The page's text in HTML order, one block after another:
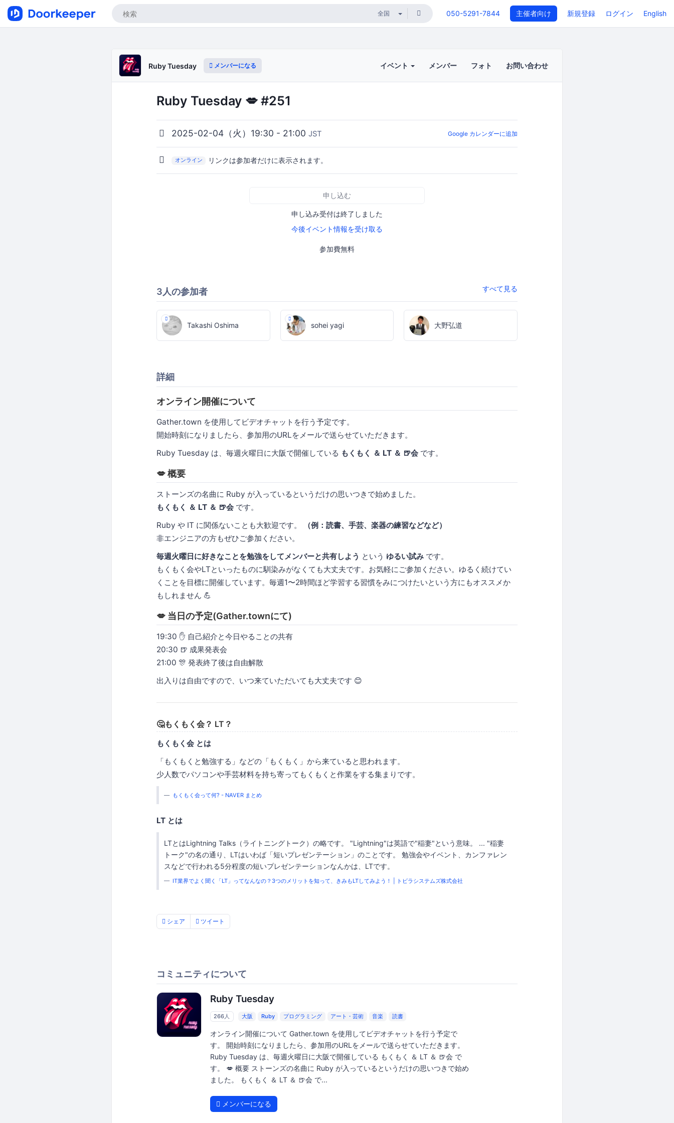
050-5291-7844 主催者向け 新規登録 ログイン English
Ruby Tuesday メンバーになる イベント メンバー フォト お問い合わせ
Ruby Tuesday 💋 #251
2025-02-04（火）19:30 - 21:00 JST Google カレンダーに追加
オンライン リンクは参加者だけに表示されます。
申し込む
申し込み受付は終了しました
今後イベント情報を受け取る
参加費無料
3人の参加者 すべて見る
Takashi Oshima sohei yagi 大野弘道
詳細
オンライン開催について
Gather.town を使用してビデオチャットを行う予定です。
開始時刻になりましたら、参加用のURLをメールで送らせていただきます。
Ruby Tuesday は、毎週火曜日に大阪で開催している もくもく ＆ LT ＆ 🍺会 です。
💋 概要
ストーンズの名曲に Ruby が入っているというだけの思いつきで始めました。
もくもく ＆ LT ＆ 🍺会 です。
Ruby や IT に関係ないことも大歓迎です。
（例：読書、手芸、楽器の練習などなど）
非エンジニアの方もぜひご参加ください。
毎週火曜日に好きなことを勉強をしてメンバーと共有しよう という ゆるい試み です。
もくもく会やLTといったものに馴染みがなくても大丈夫です。お気軽にご参加ください。ゆるく続けてい
くことを目標に開催しています。毎週1〜2時間ほど学習する習慣をみにつけたいという方にもオススメか
もしれません 💪
💋 当日の予定(Gather.townにて)
19:30 ✋ 自己紹介と今日やることの共有
20:30 🍺 成果発表会
21:00 🎊 発表終了後は自由解散
出入りは自由ですので、いつ来ていただいても大丈夫です 😊
🤔もくもく会？ LT？
もくもく会 とは
「もくもくと勉強する」などの「もくもく」から来ていると思われます。
少人数でパソコンや手芸材料を持ち寄ってもくもくと作業をする集まりです。
もくもく会って何? - NAVER まとめ
LT とは
LTとはLightning Talks（ライトニングトーク）の略です。 "Lightning"は英語で"稲妻"という意味。 ... "稲妻
トーク"の名の通り、LTはいわば「短いプレゼンテーション」のことです。 勉強会やイベント、カンファレン
スなどで行われる5分程度の短いプレゼンテーションなんかは、LTです。
IT業界でよく聞く「LT」ってなんなの？3つのメリットを知って、きみもLTしてみよう！ | トビラシステムズ株式会社
シェア ツイート
コミュニティについて
Ruby Tuesday
266人 大阪 Ruby プログラミング アート・芸術 音楽 読書
オンライン開催について Gather.town を使用してビデオチャットを行う予定で
す。 開始時刻になりましたら、参加用のURLをメールで送らせていただきます。
Ruby Tuesday は、毎週火曜日に大阪で開催している もくもく ＆ LT ＆ 🍺会 で
す。 💋 概要 ストーンズの名曲に Ruby が入っているというだけの思いつきで始め
ました。 もくもく ＆ LT ＆ 🍺会 で...
メンバーになる